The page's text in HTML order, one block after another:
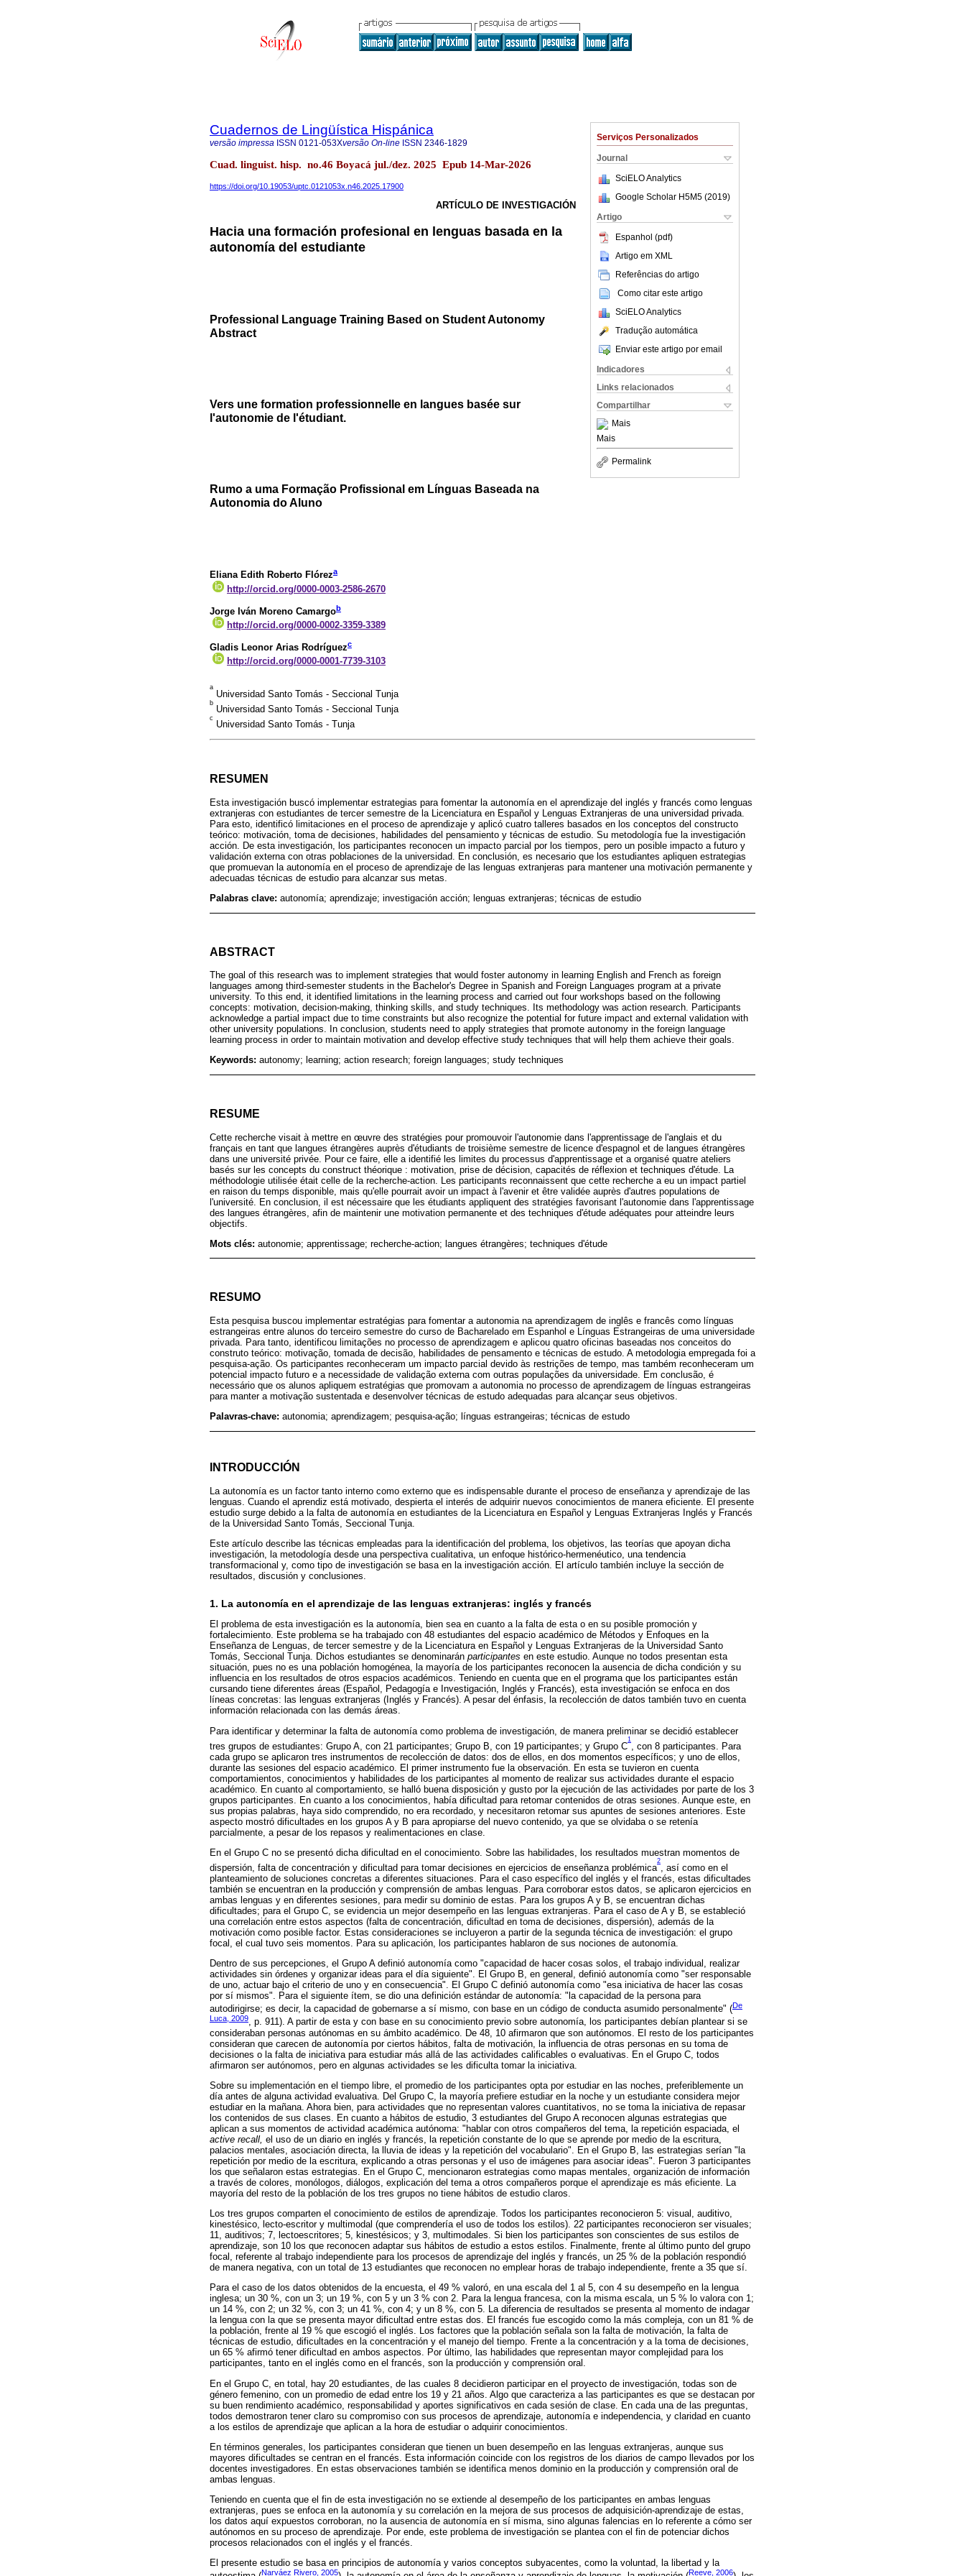
Serviços Personalizados
Journal
SciELO Analytics
Google Scholar H5M5 (2019)
Artigo
Espanhol (pdf)
Artigo em XML
Referências do artigo
Como citar este artigo
SciELO Analytics
Tradução automática
Enviar este artigo por email
Indicadores
Links relacionados
Compartilhar
Mais
Mais
Permalink
Cuadernos de Lingüística Hispánica
versão impressa ISSN 0121-053Xversão On-line ISSN 2346-1829
Cuad. linguist. hisp. no.46 Boyacá jul./dez. 2025 Epub 14-Mar-2026
https://doi.org/10.19053/uptc.0121053x.n46.2025.17900
ARTÍCULO DE INVESTIGACIÓN
Hacia una formación profesional en lenguas basada en la
autonomía del estudiante
Professional Language Training Based on Student Autonomy
Abstract
Vers une formation professionnelle en langues basée sur
l'autonomie de l'étudiant.
Rumo a uma Formação Profissional em Línguas Baseada na
Autonomia do Aluno
Eliana Edith Roberto Flóreza
http://orcid.org/0000-0003-2586-2670
Jorge Iván Moreno Camargob
http://orcid.org/0000-0002-3359-3389
Gladis Leonor Arias Rodríguezc
http://orcid.org/0000-0001-7739-3103
a
Universidad Santo Tomás - Seccional Tunja
b
Universidad Santo Tomás - Seccional Tunja
c
Universidad Santo Tomás - Tunja
RESUMEN
Esta investigación buscó implementar estrategias para fomentar la autonomía en el aprendizaje del inglés y francés como lenguas
extranjeras con estudiantes de tercer semestre de la Licenciatura en Español y Lenguas Extranjeras de una universidad privada.
Para esto, identificó limitaciones en el proceso de aprendizaje y aplicó cuatro talleres basados en los conceptos del constructo
teórico: motivación, toma de decisiones, habilidades del pensamiento y técnicas de estudio. Su metodología fue la investigación
acción. De esta investigación, los participantes reconocen un impacto parcial por los tiempos, pero un posible impacto a futuro y
validación externa con otras poblaciones de la universidad. En conclusión, es necesario que los estudiantes apliquen estrategias
que promuevan la autonomía en el proceso de aprendizaje de las lenguas extranjeras para mantener una motivación permanente y
adecuadas técnicas de estudio para alcanzar sus metas.
Palabras clave: autonomía; aprendizaje; investigación acción; lenguas extranjeras; técnicas de estudio
ABSTRACT
The goal of this research was to implement strategies that would foster autonomy in learning English and French as foreign
languages among third-semester students in the Bachelor's Degree in Spanish and Foreign Languages program at a private
university. To this end, it identified limitations in the learning process and carried out four workshops based on the following
concepts: motivation, decision-making, thinking skills, and study techniques. Its methodology was action research. Participants
acknowledge a partial impact due to time constraints but also recognize the potential for future impact and external validation with
other university populations. In conclusion, students need to apply strategies that promote autonomy in the foreign language
learning process in order to maintain motivation and develop effective study techniques that will help them achieve their goals.
Keywords: autonomy; learning; action research; foreign languages; study techniques
RESUME
Cette recherche visait à mettre en œuvre des stratégies pour promouvoir l'autonomie dans l'apprentissage de l'anglais et du
français en tant que langues étrangères auprès d'étudiants de troisième semestre de licence d'espagnol et de langues étrangères
dans une université privée. Pour ce faire, elle a identifié les limites du processus d'apprentissage et a organisé quatre ateliers
basés sur les concepts du construct théorique : motivation, prise de décision, capacités de réflexion et techniques d'étude. La
méthodologie utilisée était celle de la recherche-action. Les participants reconnaissent que cette recherche a eu un impact partiel
en raison du temps disponible, mais qu'elle pourrait avoir un impact à l'avenir et être validée auprès d'autres populations de
l'université. En conclusion, il est nécessaire que les étudiants appliquent des stratégies favorisant l'autonomie dans l'apprentissage
des langues étrangères, afin de maintenir une motivation permanente et des techniques d'étude adéquates pour atteindre leurs
objectifs.
Mots clés: autonomie; apprentissage; recherche-action; langues étrangères; techniques d'étude
RESUMO
Esta pesquisa buscou implementar estratégias para fomentar a autonomia na aprendizagem de inglês e francês como línguas
estrangeiras entre alunos do terceiro semestre do curso de Bacharelado em Espanhol e Línguas Estrangeiras de uma universidade
privada. Para tanto, identificou limitações no processo de aprendizagem e aplicou quatro oficinas baseadas nos conceitos do
construto teórico: motivação, tomada de decisão, habilidades de pensamento e técnicas de estudo. A metodologia empregada foi a
pesquisa-ação. Os participantes reconheceram um impacto parcial devido às restrições de tempo, mas também reconheceram um
potencial impacto futuro e a necessidade de validação externa com outras populações da universidade. Em conclusão, é
necessário que os alunos apliquem estratégias que promovam a autonomia no processo de aprendizagem de línguas estrangeiras
para manter a motivação sustentada e desenvolver técnicas de estudo adequadas para alcançar seus objetivos.
Palavras-chave: autonomia; aprendizagem; pesquisa-ação; línguas estrangeiras; técnicas de estudo
INTRODUCCIÓN
La autonomía es un factor tanto interno como externo que es indispensable durante el proceso de enseñanza y aprendizaje de las
lenguas. Cuando el aprendiz está motivado, despierta el interés de adquirir nuevos conocimientos de manera eficiente. El presente
estudio surge debido a la falta de autonomía en estudiantes de la Licenciatura en Español y Lenguas Extranjeras Inglés y Francés
de la Universidad Santo Tomás, Seccional Tunja.
Este artículo describe las técnicas empleadas para la identificación del problema, los objetivos, las teorías que apoyan dicha
investigación, la metodología desde una perspectiva cualitativa, un enfoque histórico-hermenéutico, una tendencia
transformacional y, como tipo de investigación se basa en la investigación acción. El artículo también incluye la sección de
resultados, discusión y conclusiones.
1. La autonomía en el aprendizaje de las lenguas extranjeras: inglés y francés
El problema de esta investigación es la autonomía, bien sea en cuanto a la falta de esta o en su posible promoción y
fortalecimiento. Este problema se ha trabajado con 48 estudiantes del espacio académico de Métodos y Enfoques en la
Enseñanza de Lenguas, de tercer semestre y de la Licenciatura en Español y Lenguas Extranjeras de la Universidad Santo
Tomás, Seccional Tunja. Dichos estudiantes se denominarán participantes en este estudio. Aunque no todos presentan esta
situación, pues no es una población homogénea, la mayoría de los participantes reconocen la ausencia de dicha condición y su
influencia en los resultados de otros espacios académicos. Teniendo en cuenta que en el programa que los participantes están
cursando tiene diferentes áreas (Español, Pedagogía e Investigación, Inglés y Francés), esta investigación se enfoca en dos
líneas concretas: las lenguas extranjeras (Inglés y Francés). A pesar del énfasis, la recolección de datos también tuvo en cuenta
información relacionada con las demás áreas.
Para identificar y determinar la falta de autonomía como problema de investigación, de manera preliminar se decidió establecer
tres grupos de estudiantes: Grupo A, con 21 participantes; Grupo B, con 19 participantes; y Grupo C
1
, con 8 participantes. Para
cada grupo se aplicaron tres instrumentos de recolección de datos: dos de ellos, en dos momentos específicos; y uno de ellos,
durante las sesiones del espacio académico. El primer instrumento fue la observación. En esta se tuvieron en cuenta
comportamientos, conocimientos y habilidades de los participantes al momento de realizar sus actividades durante el espacio
académico. En cuanto al comportamiento, se halló buena disposición y gusto por la ejecución de las actividades por parte de los 3
grupos participantes. En cuanto a los conocimientos, había dificultad para retomar contenidos de otras sesiones. Aunque este, en
sus propias palabras, haya sido comprendido, no era recordado, y necesitaron retomar sus apuntes de sesiones anteriores. Este
aspecto mostró dificultades en los grupos A y B para apropiarse del nuevo contenido, ya que se olvidaba o se retenía
parcialmente, a pesar de los repasos y realimentaciones en clase.
En el Grupo C no se presentó dicha dificultad en el conocimiento. Sobre las habilidades, los resultados muestran momentos de
dispersión, falta de concentración y dificultad para tomar decisiones en ejercicios de enseñanza problémica
2
, así como en el
planteamiento de soluciones concretas a diferentes situaciones. Para el caso específico del inglés y el francés, estas dificultades
también se encuentran en la producción y comprensión de ambas lenguas. Para corroborar estos datos, se aplicaron ejercicios en
ambas lenguas y en diferentes sesiones, para medir su dominio de estas. Para los grupos A y B, se encuentran dichas
dificultades; para el Grupo C, se evidencia un mejor desempeño en las lenguas extranjeras. Para el caso de A y B, se estableció
una correlación entre estos aspectos (falta de concentración, dificultad en toma de decisiones, dispersión), además de la
motivación como posible factor. Estas consideraciones se incluyeron a partir de la segunda técnica de investigación: el grupo
focal, el cual tuvo seis momentos. Para su aplicación, los participantes hablaron de sus nociones de autonomía.
Dentro de sus percepciones, el Grupo A definió autonomía como "capacidad de hacer cosas solos, el trabajo individual, realizar
actividades sin órdenes y organizar ideas para el día siguiente". El Grupo B, en general, definió autonomía como "ser responsable
de uno, actuar bajo el criterio de uno y en consecuencia". El Grupo C definió autonomía como "esa iniciativa de hacer las cosas
por sí mismos". Para el siguiente ítem, se dio una definición estándar de autonomía: "la capacidad de la persona para
autodirigirse; es decir, la capacidad de gobernarse a sí mismo, con base en un código de conducta asumido personalmente" (De
Luca, 2009, p. 911). A partir de esta y con base en su conocimiento previo sobre autonomía, los participantes debían plantear si se
consideraban personas autónomas en su ámbito académico. De 48, 10 afirmaron que son autónomos. El resto de los participantes
consideran que carecen de autonomía por ciertos hábitos, falta de motivación, la influencia de otras personas en su toma de
decisiones o la falta de iniciativa para estudiar más allá de las actividades calificables o evaluativas. En el Grupo C, todos
afirmaron ser autónomos, pero en algunas actividades se les dificulta tomar la iniciativa.
Sobre su implementación en el tiempo libre, el promedio de los participantes opta por estudiar en las noches, preferiblemente un
día antes de alguna actividad evaluativa. Del Grupo C, la mayoría prefiere estudiar en la noche y un estudiante considera mejor
estudiar en la mañana. Ahora bien, para actividades que no representan valores cuantitativos, no se toma la iniciativa de repasar
los contenidos de sus clases. En cuanto a hábitos de estudio, 3 estudiantes del Grupo A reconocen algunas estrategias que
aplican a sus momentos de actividad académica autónoma: "hablar con otros compañeros del tema, la repetición espaciada, el
active recall, el uso de un diario en inglés y francés, la repetición constante de lo que se aprende por medio de la escritura,
palacios mentales, asociación directa, la lluvia de ideas y la repetición del vocabulario". En el Grupo B, las estrategias serían "la
repetición por medio de la escritura, explicando a otras personas y el uso de imágenes para asociar ideas". Fueron 3 participantes
los que señalaron estas estrategias. En el Grupo C, mencionaron estrategias como mapas mentales, organización de información
a través de colores, monólogos, diálogos, explicación del tema a otros compañeros porque el aprendizaje es más eficiente. La
mayoría del resto de la población de los tres grupos no tiene hábitos de estudio claros.
Los tres grupos comparten el conocimiento de estilos de aprendizaje. Todos los participantes reconocieron 5: visual, auditivo,
kinestésico, lecto-escritor y multimodal (que comprendería el uso de todos los estilos). 22 participantes reconocieron ser visuales;
11, auditivos; 7, lectoescritores; 5, kinestésicos; y 3, multimodales. Si bien los participantes son conscientes de sus estilos de
aprendizaje, son 10 los que reconocen adaptar sus hábitos de estudio a estos estilos. Finalmente, frente al último punto del grupo
focal, referente al trabajo independiente para los procesos de aprendizaje del inglés y francés, un 25 % de la población respondió
de manera negativa, con un total de 13 estudiantes que reconocen no emplear horas de trabajo independiente, frente a 35 que sí.
Para el caso de los datos obtenidos de la encuesta, el 49 % valoró, en una escala del 1 al 5, con 4 su desempeño en la lengua
inglesa; un 30 %, con un 3; un 19 %, con 5 y un 3 % con 2. Para la lengua francesa, con la misma escala, un 5 % lo valora con 1;
un 14 %, con 2; un 32 %, con 3; un 41 %, con 4; y un 8 %, con 5. La diferencia de resultados se presenta al momento de indagar
la lengua con la que se presenta mayor dificultad entre estas dos. El francés fue escogido como la más compleja, con un 81 % de
la población, frente al 19 % que escogió el inglés. Los factores que la población señala son la falta de motivación, la falta de
técnicas de estudio, dificultades en la concentración y el manejo del tiempo. Frente a la concentración y a la toma de decisiones,
un 65 % afirmó tener dificultad en ambos aspectos. Por último, las habilidades que representan mayor complejidad para los
participantes, tanto en el inglés como en el francés, son la producción y comprensión oral.
En el Grupo C, en total, hay 20 estudiantes, de las cuales 8 decidieron participar en el proyecto de investigación, todas son de
género femenino, con un promedio de edad entre los 19 y 21 años. Algo que caracteriza a las participantes es que se destacan por
su buen rendimiento académico, responsabilidad y aportes significativos en cada sesión de clase. En cada una de las preguntas,
todos demostraron tener claro su compromiso con sus procesos de aprendizaje, autonomía e independencia, y claridad en cuanto
a los estilos de aprendizaje que aplican a la hora de estudiar o adquirir conocimientos.
En términos generales, los participantes consideran que tienen un buen desempeño en las lenguas extranjeras, aunque sus
mayores dificultades se centran en el francés. Esta información coincide con los registros de los diarios de campo llevados por los
docentes investigadores. En estas observaciones también se identifica menos dominio en la producción y comprensión oral de
ambas lenguas.
Teniendo en cuenta que el fin de esta investigación no se extiende al desempeño de los participantes en ambas lenguas
extranjeras, pues se enfoca en la autonomía y su correlación en la mejora de sus procesos de adquisición-aprendizaje de estas,
los datos aquí expuestos corroboran, no la ausencia de autonomía en sí misma, sino algunas falencias en lo referente a cómo ser
autónomos en su proceso de aprendizaje. Por ende, este problema de investigación se plantea con el fin de potenciar dichos
procesos relacionados con el inglés y el francés.
El presente estudio se basa en principios de autonomía y varios conceptos subyacentes, como la voluntad, la libertad y la
Narváez Rivero, 2005 Reeve, 2006